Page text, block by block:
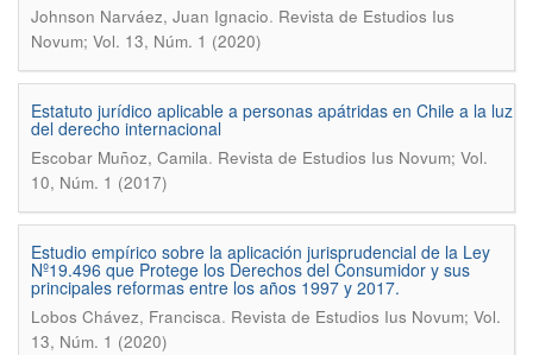
Johnson Narváez, Juan Ignacio. Revista de Estudios Ius
Novum; Vol. 13, Núm. 1 (2020)
Estatuto jurídico aplicable a personas apátridas en Chile a la luz
del derecho internacional
Escobar Muñoz, Camila. Revista de Estudios Ius Novum; Vol.
10, Núm. 1 (2017)
Estudio empírico sobre la aplicación jurisprudencial de la Ley
Nº19.496 que Protege los Derechos del Consumidor y sus
principales reformas entre los años 1997 y 2017.
Lobos Chávez, Francisca. Revista de Estudios Ius Novum; Vol.
13, Núm. 1 (2020)